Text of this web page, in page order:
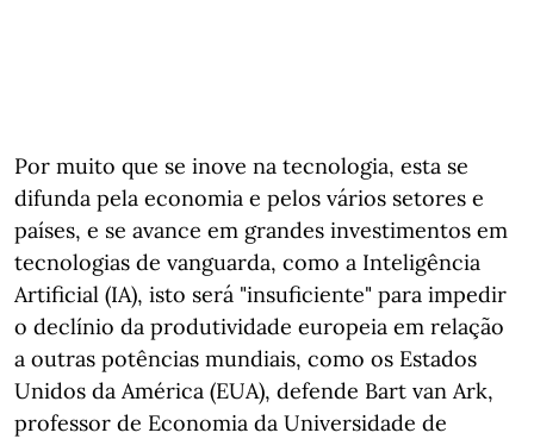
Por muito que se inove na tecnologia, esta se
difunda pela economia e pelos vários setores e
países, e se avance em grandes investimentos em
tecnologias de vanguarda, como a Inteligência
Artificial (IA), isto será "insuficiente" para impedir
o declínio da produtividade europeia em relação
a outras potências mundiais, como os Estados
Unidos da América (EUA), defende Bart van Ark,
professor de Economia da Universidade de